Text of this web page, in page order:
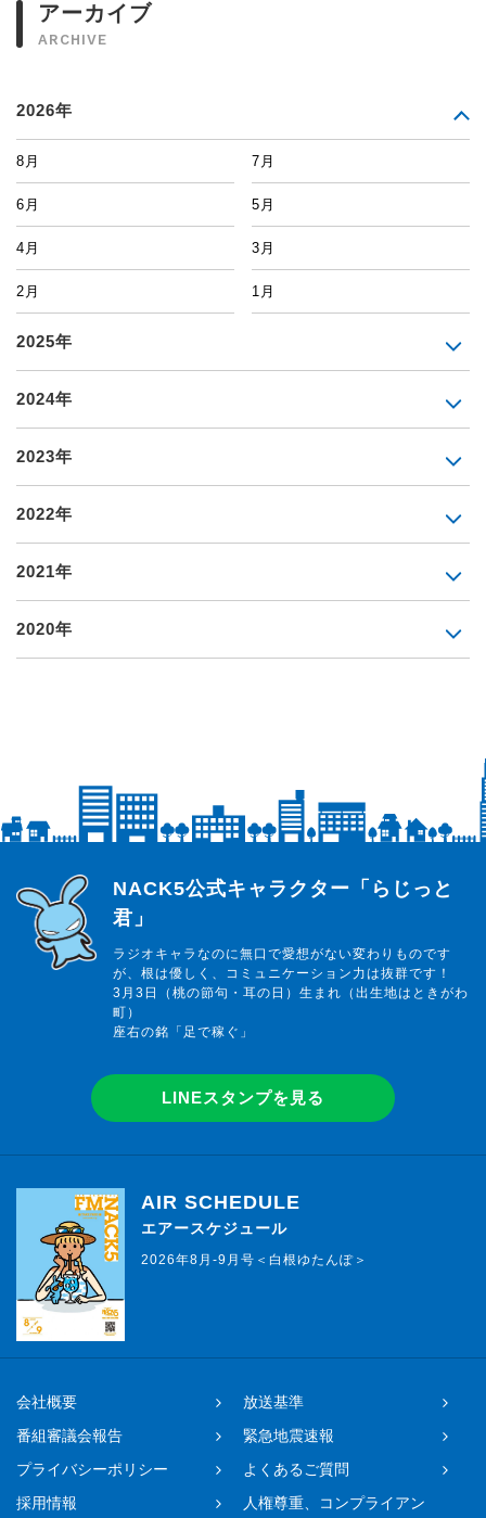
アーカイブ
ARCHIVE
2026年
8月 7月
6月 5月
4月 3月
2月 1月
2025年
2024年
2023年
2022年
2021年
2020年
らじっと君
NACK5公式キャラクター「らじっと
君」
ラジオキャラなのに無口で愛想がない変わりものです
が、根は優しく、コミュニケーション力は抜群です！
3月3日（桃の節句・耳の日）生まれ（出生地はときがわ
町）
座右の銘「足で稼ぐ」
LINEスタンプを見る
AIR SCHEDULE
エアースケジュール
2026年8月-9月号＜白根ゆたんぽ＞
会社概要
放送基準
番組審議会報告
緊急地震速報
プライバシーポリシー
よくあるご質問
採用情報
人権尊重、コンプライアン